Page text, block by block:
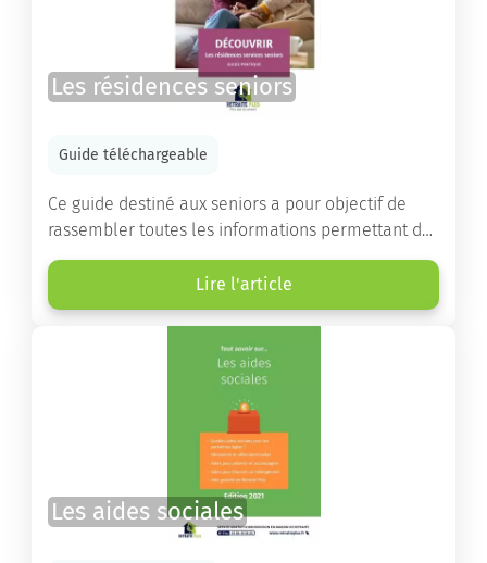
Les résidences seniors
Guide téléchargeable
Ce guide destiné aux seniors a pour objectif de
rassembler toutes les informations permettant de
choisir la résidence services seniors adaptée.
Lire l'article
Les aides sociales